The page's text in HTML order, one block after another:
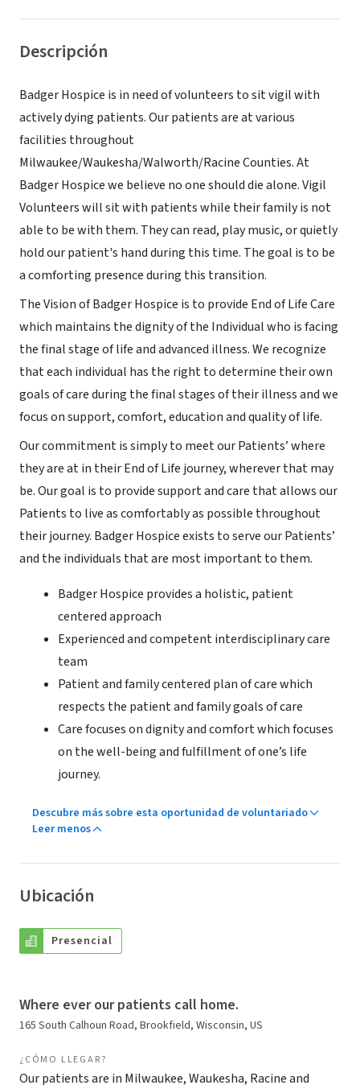
Descripción
Badger Hospice is in need of volunteers to sit vigil with
actively dying patients. Our patients are at various
facilities throughout
Milwaukee/Waukesha/Walworth/Racine Counties. At
Badger Hospice we believe no one should die alone. Vigil
Volunteers will sit with patients while their family is not
able to be with them. They can read, play music, or quietly
hold our patient's hand during this time. The goal is to be
a comforting presence during this transition.
The Vision of Badger Hospice is to provide End of Life Care
which maintains the dignity of the Individual who is facing
the final stage of life and advanced illness. We recognize
that each individual has the right to determine their own
goals of care during the final stages of their illness and we
focus on support, comfort, education and quality of life.
Our commitment is simply to meet our Patients’ where
they are at in their End of Life journey, wherever that may
be. Our goal is to provide support and care that allows our
Patients to live as comfortably as possible throughout
their journey. Badger Hospice exists to serve our Patients’
and the individuals that are most important to them.
Badger Hospice provides a holistic, patient
centered approach
Experienced and competent interdisciplinary care
team
Patient and family centered plan of care which
respects the patient and family goals of care
Care focuses on dignity and comfort which focuses
on the well-being and fulfillment of one’s life
journey.
Descubre más sobre esta oportunidad de voluntariado
Leer menos
Ubicación
Presencial
Where ever our patients call home.
165 South Calhoun Road, Brookfield, Wisconsin, US
¿CÓMO LLEGAR?
Our patients are in Milwaukee, Waukesha, Racine and